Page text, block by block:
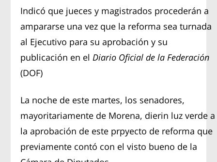
Indicó que jueces y magistrados procederán a
ampararse una vez que la reforma sea turnada
al Ejecutivo para su aprobación y su
publicación en el Diario Oficial de la Federación
(DOF)
La noche de este martes, los senadores,
mayoritariamente de Morena, dierin luz verde a
la aprobación de este prpyecto de reforma que
previamente contó con el visto bueno de la